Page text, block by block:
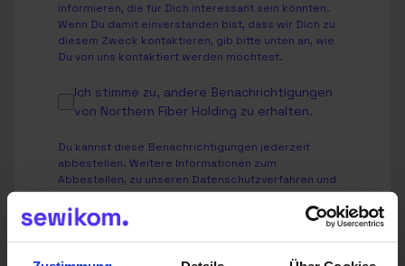
informieren, die für Dich interessant sein könnten.
Wenn Du damit einverstanden bist, dass wir Dich zu
diesem Zweck kontaktieren, gib bitte unten an, wie
Du von uns kontaktiert werden möchtest.
Ich stimme zu, andere Benachrichtigungen
von Northern Fiber Holding zu erhalten.
Du kannst diese Benachrichtigungen jederzeit
abbestellen. Weitere Informationen zum
Abbestellen, zu unseren Datenschutzverfahren und
dazu, wie wir Deine Privatsphäre schützen und
respektieren, findest Du in unserer
Datenschutzrichtlinie